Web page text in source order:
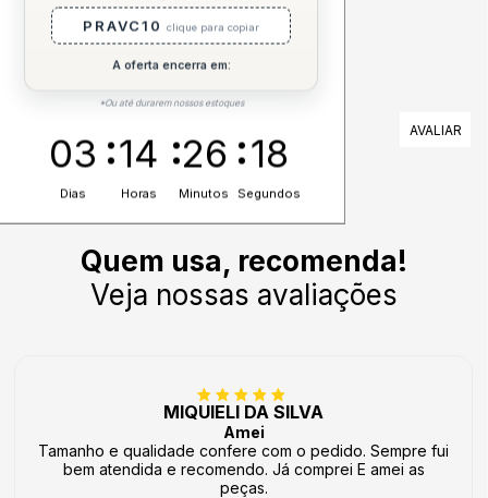
Nenhuma avaliação cadastrada para esse produto.
Quem usa, recomenda!
Veja nossas avaliações
MIQUIELI DA SILVA
Amei
Tamanho e qualidade confere com o pedido. Sempre fui
bem atendida e recomendo. Já comprei E amei as
peças.
PRAVC10 clique para copiar
A oferta encerra em:
*Ou até durarem nossos estoques
03
Dias
14
Horas
26
Minutos
17
Segundos